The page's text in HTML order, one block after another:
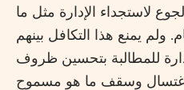
لاستجداء الإدارة مثل ما
ولم يمنع هذا التكافل بينهم
للمطالبة بتحسين ظروف
وسقف ما هو مسموح